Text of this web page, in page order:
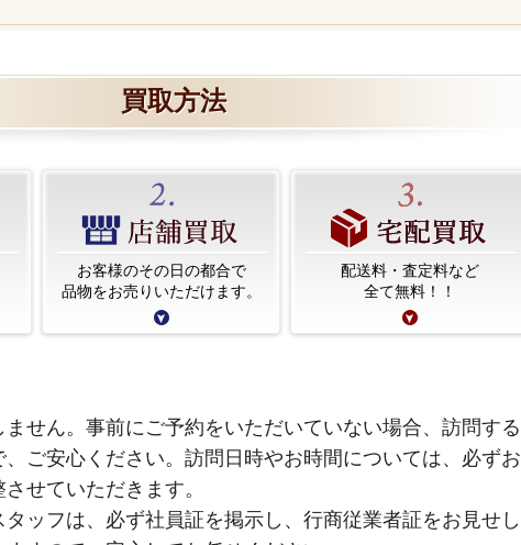
買取方法
お客様のその日の都合で
品物をお売りいただけます。
配送料・査定料など
全て無料！！
せん。事前にご予約をいただいていない場合、訪問する
ご安心ください。訪問日時やお時間については、必ずお
せていただきます。
タッフは、必ず社員証を掲示し、行商従業者証をお見せし